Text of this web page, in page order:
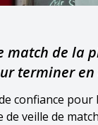
de la
terminer
confiance pour
veille de